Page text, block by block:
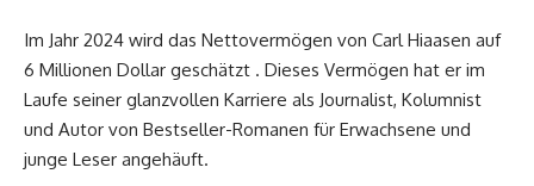
Im Jahr 2024 wird das Nettovermögen von Carl Hiaasen auf
6 Millionen Dollar geschätzt . Dieses Vermögen hat er im
Laufe seiner glanzvollen Karriere als Journalist, Kolumnist
und Autor von Bestseller-Romanen für Erwachsene und
junge Leser angehäuft.